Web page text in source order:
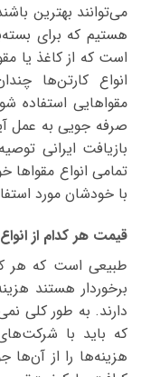
می‌توانند بهترین
هستیم که برای
است که از کاغذ یا
انواع کارتن‌ها
مقواهایی استفاده
صرفه جویی به عمل
بازیافت ایرانی
تمامی انواع
با خودشان مورد
قیمت هر کدام از
طبیعی است که هر
برخوردار هستند
دارند. به طور کلی
که باید با
هزینه‌ها را از